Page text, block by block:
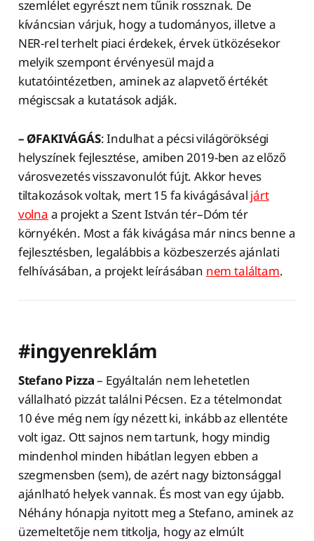
szemlélet egyrészt nem tűnik rossznak. De
kíváncsian várjuk, hogy a tudományos, illetve a
NER-rel terhelt piaci érdekek, érvek ütközésekor
melyik szempont érvényesül majd a
kutatóintézetben, aminek az alapvető értékét
mégiscsak a kutatások adják.
– ØFAKIVÁGÁS: Indulhat a pécsi világörökségi
helyszínek fejlesztése, amiben 2019-ben az előző
városvezetés visszavonulót fújt. Akkor heves
tiltakozások voltak, mert 15 fa kivágásával járt
volna a projekt a Szent István tér–Dóm tér
környékén. Most a fák kivágása már nincs benne a
fejlesztésben, legalábbis a közbeszerzés ajánlati
felhívásában, a projekt leírásában nem találtam.
#ingyenreklám
Stefano Pizza– Egyáltalán nem lehetetlen
vállalható pizzát találni Pécsen. Ez a tételmondat
10 éve még nem így nézett ki, inkább az ellentéte
volt igaz. Ott sajnos nem tartunk, hogy mindig
mindenhol minden hibátlan legyen ebben a
szegmensben (sem), de azért nagy biztonsággal
ajánlható helyek vannak. És most van egy újabb.
Néhány hónapja nyitott meg a Stefano, aminek az
üzemeltetője nem titkolja, hogy az elmúlt